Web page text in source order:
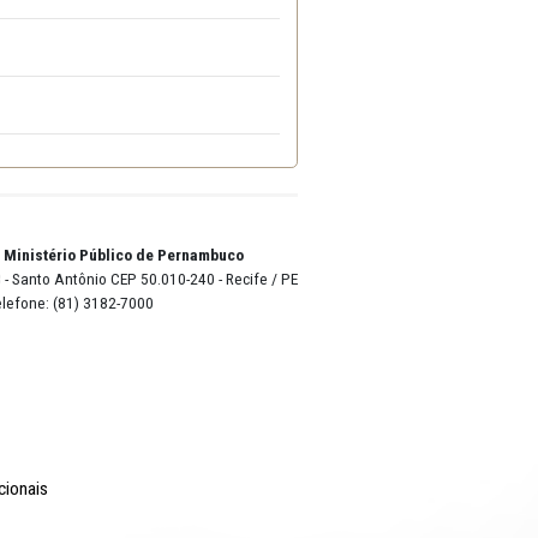
Lyra - Edifício Sede / Ministério Público de Pernambuco
Dom Pedro II, 473 - Santo Antônio CEP 50.010-240 - Recife /